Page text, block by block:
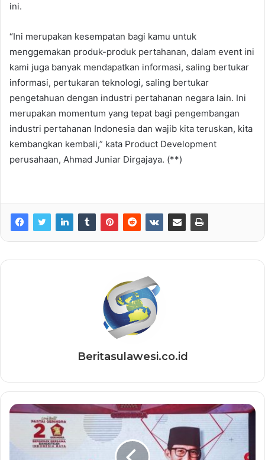
ini.
“Ini merupakan kesempatan bagi kamu untuk
menggemakan produk-produk pertahanan, dalam event ini
kami juga banyak mendapatkan informasi, saling bertukar
informasi, pertukaran teknologi, saling bertukar
pengetahuan dengan industri pertahanan negara lain. Ini
merupakan momentum yang tepat bagi pengembangan
industri pertahanan Indonesia dan wajib kita teruskan, kita
kembangkan kembali,” kata Product Development
perusahaan, Ahmad Juniar Dirgajaya. (**)
Beritasulawesi.co.id